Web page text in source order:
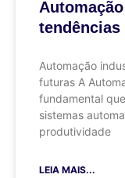
Automação
futuras A
fundamental
sistemas
produtividade
LEIA MAIS...